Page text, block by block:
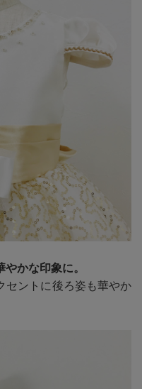
かな印象に。
セントに後ろ姿も華やか